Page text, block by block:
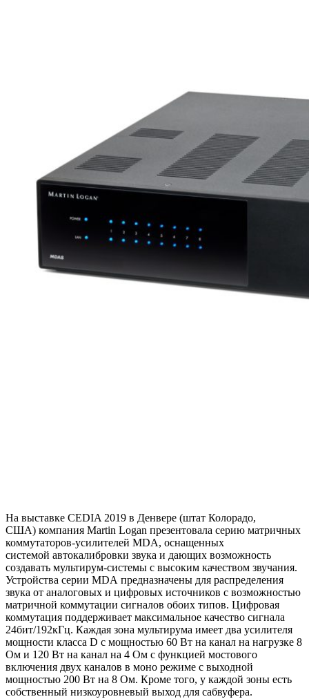
На выставке CEDIA 2019 в Денвере (штат Колорадо,
США) компания Martin Logan презентовала серию матричных
коммутаторов-усилителей MDA, оснащенных
системой автокалибровки звука и дающих возможность
создавать мультирум-системы с высоким качеством звучания.
Устройства серии MDA предназначены для распределения
звука от аналоговых и цифровых источников с возможностью
матричной коммутации сигналов обоих типов. Цифровая
коммутация поддерживает максимальное качество сигнала
24бит/192кГц. Каждая зона мультирума имеет два усилителя
мощности класса D с мощностью 60 Вт на канал на нагрузке 8
Ом и 120 Вт на канал на 4 Ом с функцией мостового
включения двух каналов в моно режиме с выходной
мощностью 200 Вт на 8 Ом. Кроме того, у каждой зоны есть
собственный низкоуровневый выход для сабвуфера.